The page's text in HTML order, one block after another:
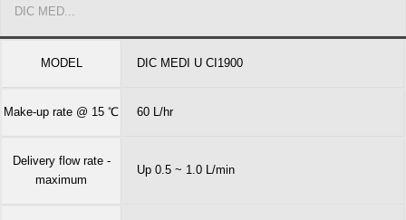
DIC MED...
MODEL DIC MEDI U CI1900
Make-up rate @ 15 ℃ 60 L/hr
Delivery flow rate -
maximum
Up 0.5 ~ 1.0 L/min